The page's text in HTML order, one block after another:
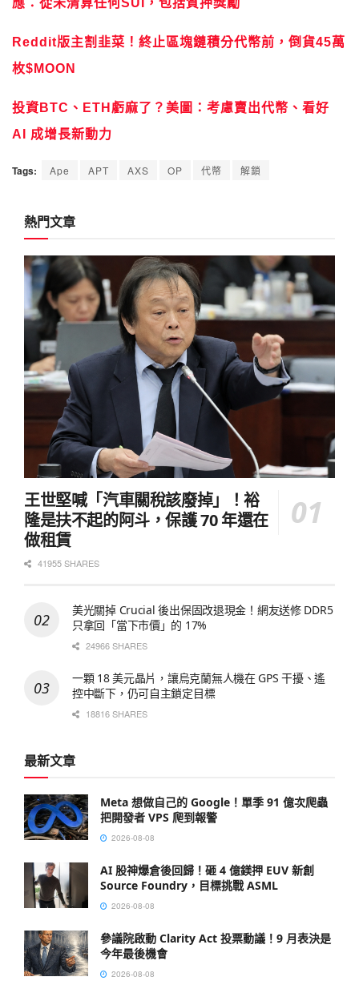
Reddit版主割韭菜！終止區塊鏈積分代幣前，倒貨45萬
枚$MOON
投資BTC、ETH虧麻了？美圖：考慮賣出代幣、看好
AI 成增長新動力
Tags: Ape APT AXS OP 代幣 解鎖
熱門文章
王世堅喊「汽車關稅該廢掉」！裕
隆是扶不起的阿斗，保護 70 年還在
做租賃
41955 SHARES
美光關掉 Crucial 後出保固改退現金！網友送修 DDR5
只拿回「當下市價」的 17%
24966 SHARES
一顆 18 美元晶片，讓烏克蘭無人機在 GPS 干擾、遙
控中斷下，仍可自主鎖定目標
18816 SHARES
最新文章
Meta 想做自己的 Google！單季 91 億次爬蟲
把開發者 VPS 爬到報警
2026-08-08
AI 股神爆倉後回歸！砸 4 億鎂押 EUV 新創
Source Foundry，目標挑戰 ASML
2026-08-08
參議院啟動 Clarity Act 投票動議！9 月表決是
今年最後機會
2026-08-08